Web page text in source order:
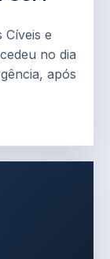
Cíveis e
no dia
após